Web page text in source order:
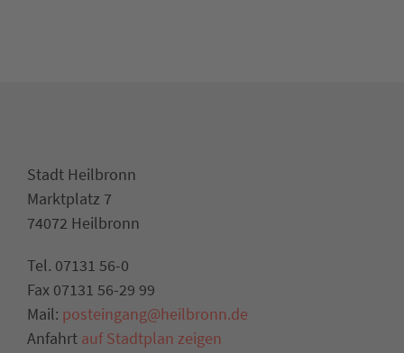
Stadt Heilbronn
Marktplatz 7
74072 Heilbronn
Tel. 07131 56-0
Fax 07131 56-29 99
Mail: posteingang@heilbronn.de
Anfahrt auf Stadtplan zeigen